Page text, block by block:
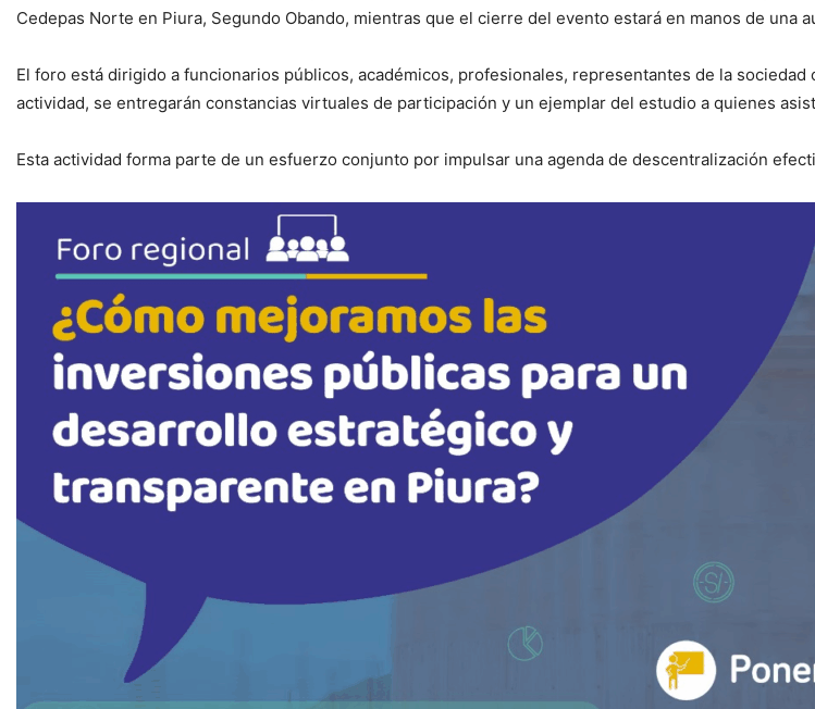
Cedepas Norte en Piura, Segundo Obando, mientras que el cierre del evento estará en manos de una
El foro está dirigido a funcionarios públicos, académicos, profesionales, representantes de la
actividad, se entregarán constancias virtuales de participación y un ejemplar del estudio a quienes
Esta actividad forma parte de un esfuerzo conjunto por impulsar una agenda de descentralización